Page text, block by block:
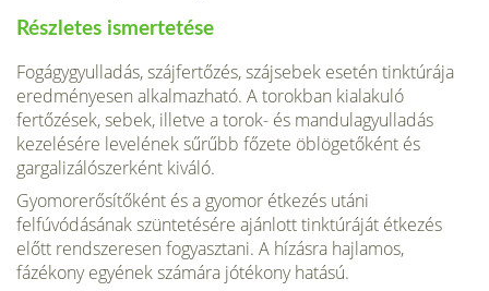
Részletes ismertetése
Fogágygyulladás, szájfertőzés, szájsebek esetén tinktúrája
eredményesen alkalmaz­ható. A torokban kialakuló
fertőzések, sebek, illetve a torok- és mandulagyulladás
kezelésére levelének sűrűbb főzete öblögetőként és
gargalizálószerként kiváló.
Gyomorerősítőként és a gyomor étkezés utáni
felfúvódásának szüntetésére aján­lott tinktúráját étkezés
előtt rendszeresen fogyasztani. A hízásra hajlamos,
fázékony egyének számára jótékony hatású.